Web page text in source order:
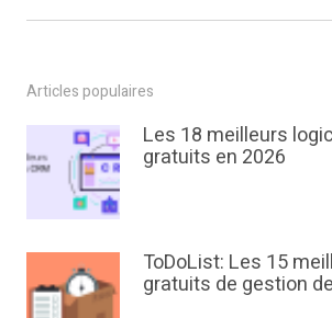
Articles populaires
Les 18 meilleurs
gratuits en 2026
ToDoList: Les 15
gratuits de gestion